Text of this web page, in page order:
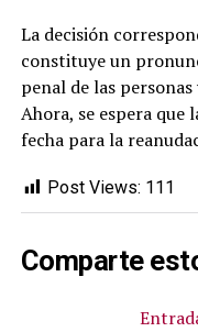
La decisión
constituye un
penal de las
Ahora, se espera
fecha para la
Post Views: 111
Comparte